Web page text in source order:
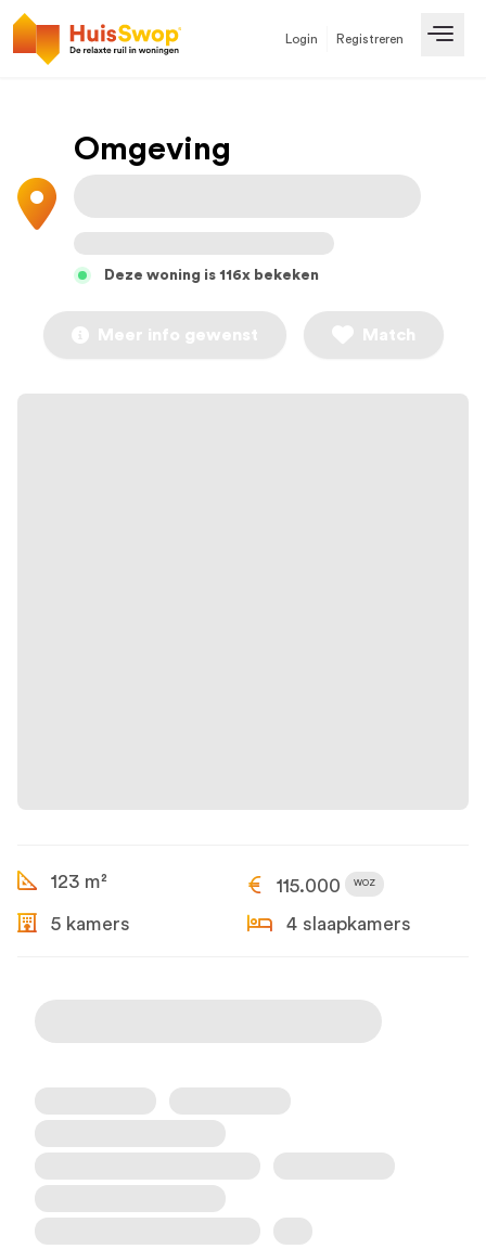
Login Registreren
Omgeving
Deze woning is 116x bekeken
Meer info gewenst Match
123 m² 115.000 WOZ
5 kamers 4 slaapkamers